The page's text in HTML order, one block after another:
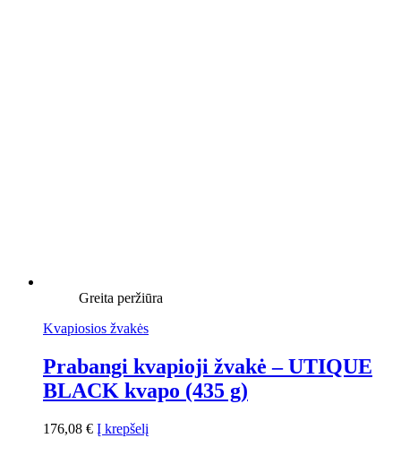
Greita peržiūra
Kvapiosios žvakės
Prabangi kvapioji žvakė – UTIQUE
BLACK kvapo (435 g)
176,08 € Į krepšelį